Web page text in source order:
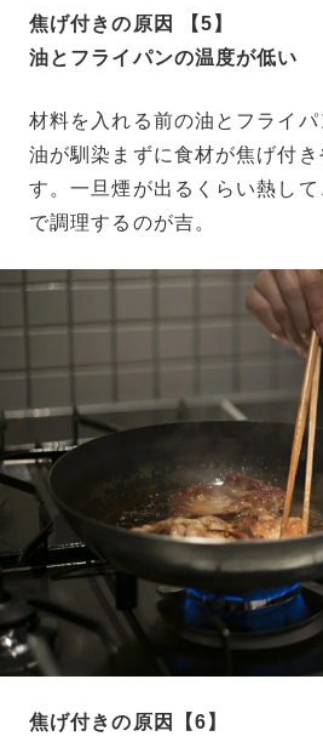
焦げ付きの原因 【5】
油とフライパンの温度が低い
材料を入れる前の油とフライパ
油が馴染まずに食材が焦げ付
す。一旦煙が出るくらい熱し
で調理するのが吉。
焦げ付きの原因【6】